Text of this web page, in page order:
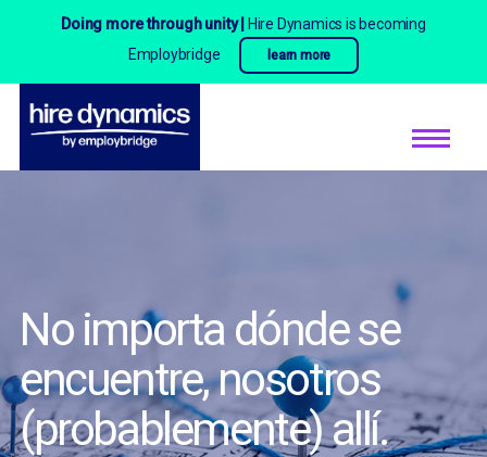
Doing more through unity |
Hire Dynamics is becoming
Employbridge
learn more
No importa dónde se
encuentre,nosotros
(probablemente) allí.